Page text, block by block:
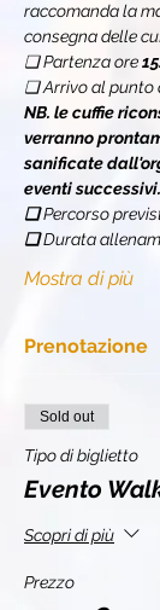
raccomanda la
consegna delle
❏ Partenza ore
❏ Arrivo al punto
NB. le cuffie
verranno
sanificate
eventi successivi.
❏ Percorso
❏ Durata
Mostra di più
Prenotazione
Sold out
Tipo di biglietto
Evento
Scopri di più
Prezzo